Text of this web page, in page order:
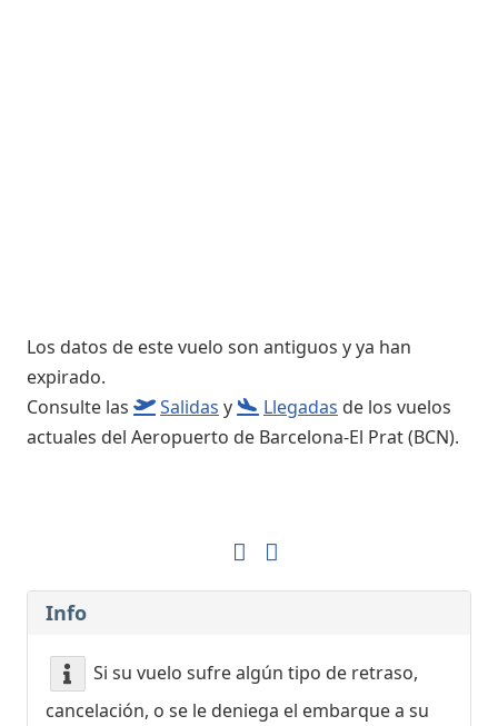
Los datos de este vuelo son antiguos y ya han
expirado.
Consulte las
Salidas y Llegadas de los vuelos
actuales del Aeropuerto de Barcelona-El Prat (BCN).
Info
Si su vuelo sufre algún tipo de retraso,
cancelación, o se le deniega el embarque a su